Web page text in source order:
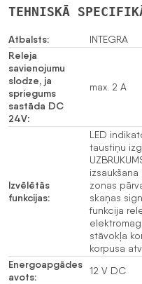
TEHNISKĀ
Atbalsts: INTEGRA
Releja
savienojumu
slodze, ja
spriegums
sastāda DC
24V:
max. 2 A
Izvēlētās
funkcijas:
LED
taustiņu
zonas
skaņas
funkcija
stāvokļa
korpusa
Energoapgādes
avots:
12 V DC